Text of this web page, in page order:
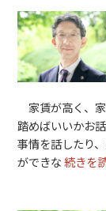
家賃が高く、
踏めばいいかお
事情を話したり
ができな 続きを